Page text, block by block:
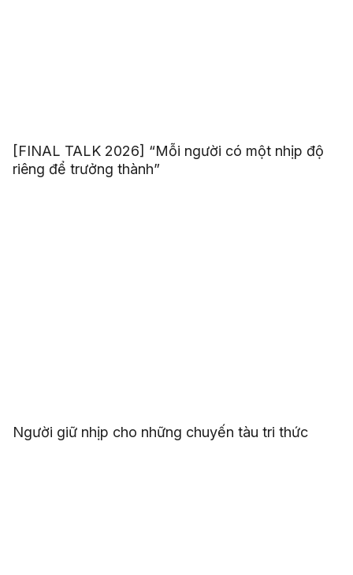
[FINAL TALK 2026] “Mỗi người có một nhịp độ
riêng để trưởng thành”
Người giữ nhịp cho những chuyến tàu tri thức